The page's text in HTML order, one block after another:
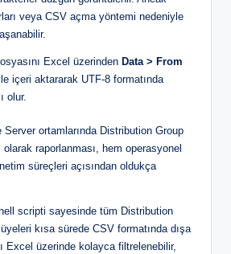
veya CSV açma yöntemi nedeniyle
Excel üzerinden Data > From
içeri aktararak UTF-8 formatında
olur.
ortamlarında Distribution Group
raporlanması, hem operasyonel
süreçleri açısından oldukça
scripti sayesinde tüm Distribution
kısa sürede CSV formatında dışa
Excel üzerinde kolayca filtrelenebilir,